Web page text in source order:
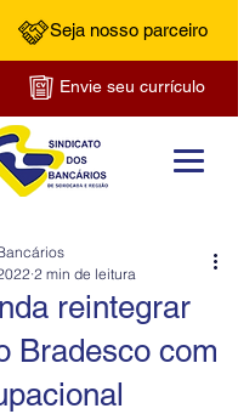
Seja nosso parceiro
Envie seu currículo
reintegrar
Bradesco com
2 min de leitura